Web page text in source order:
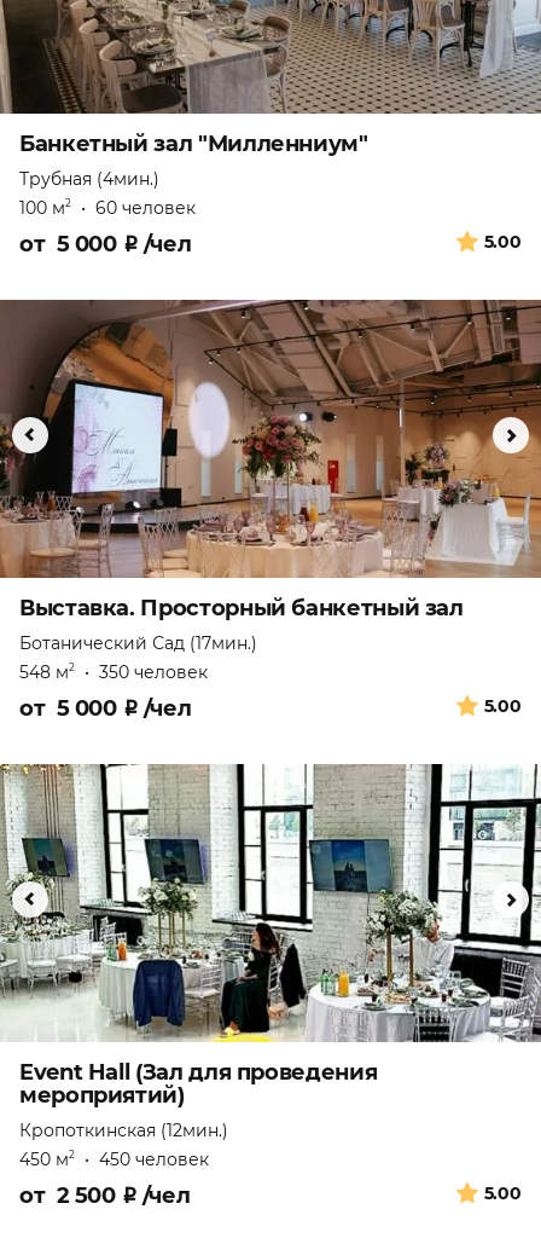
Банкетный зал "Милленниум"
Трубная (4мин.)
100 м2 • 60 человек
5.00
от 5 000 ₽ /чел
Выставка. Просторный банкетный зал
Ботанический Сад (17мин.)
548 м2 • 350 человек
5.00
от 5 000 ₽ /чел
Event Hall (Зал для проведения
мероприятий)
Кропоткинская (12мин.)
450 м2 • 450 человек
5.00
от 2 500 ₽ /чел